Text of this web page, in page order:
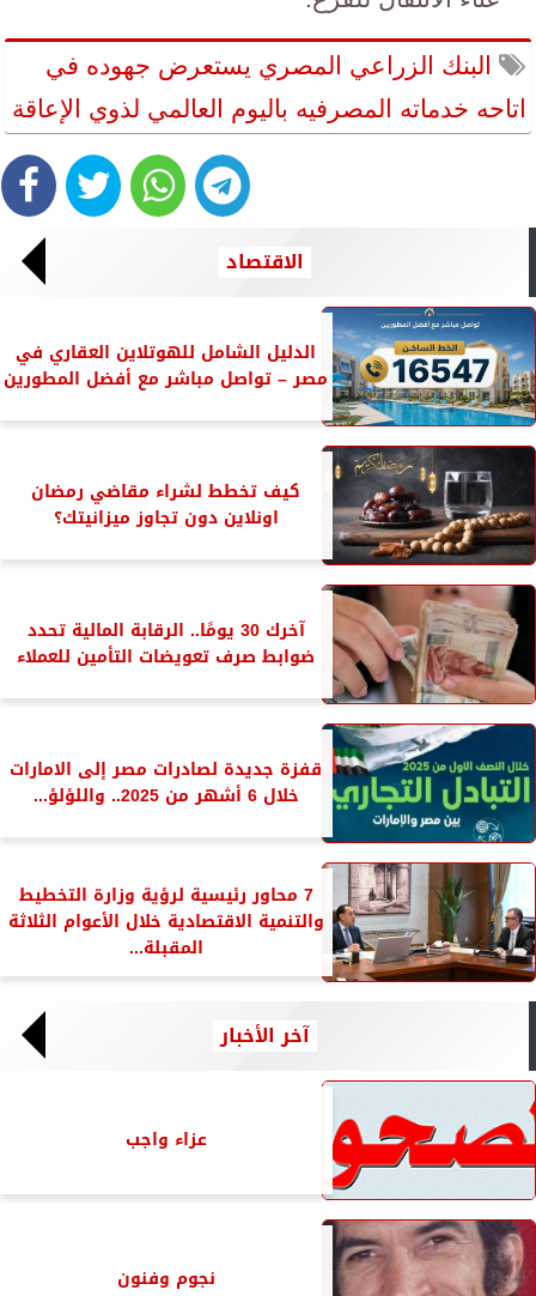
البنك الزراعي المصري يستعرض جهوده في
اتاحه خدماته المصرفيه باليوم العالمي لذوي الإعاقة
الاقتصاد
الدليل الشامل للهوتلاين العقاري في
مصر – تواصل مباشر مع أفضل المطورين
كيف تخطط لشراء مقاضي رمضان
اونلاين دون تجاوز ميزانيتك؟
آخرك 30 يومًا.. الرقابة المالية تحدد
ضوابط صرف تعويضات التأمين للعملاء
قفزة جديدة لصادرات مصر إلى الامارات
خلال 6 أشهر من 2025.. واللؤلؤ...
7 محاور رئيسية لرؤية وزارة التخطيط
والتنمية الاقتصادية خلال الأعوام الثلاثة
المقبلة...
آخر الأخبار
عزاء واجب
نجوم وفنون